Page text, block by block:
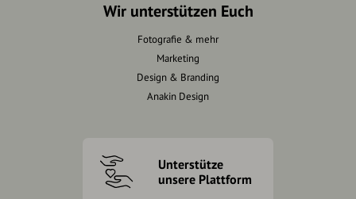
Wir unterstützen Euch
Fotografie & mehr
Marketing
Design & Branding
Anakin Design
Unterstütze
unsere Plattform